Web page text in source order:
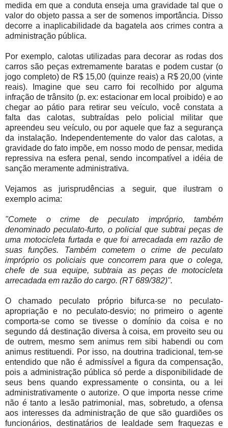
medida em que a conduta enseja uma gravidade tal que o
valor do objeto passa a ser de somenos importância. Disso
decorre a inaplicabilidade da bagatela aos crimes contra a
administração pública.
Por exemplo, calotas utilizadas para decorar as rodas dos
carros são peças extremamente baratas e podem custar (o
jogo completo) de R$ 15,00 (quinze reais) a R$ 20,00 (vinte
reais). Imagine que seu carro foi recolhido por alguma
infração de trânsito (p. ex: estacionar em local proibido) e ao
chegar ao pátio para retirar seu veículo, você constata a
falta das calotas, subtraídas pelo policial militar que
apreendeu seu veículo, ou por aquele que faz a segurança
da instalação. Independentemente do valor das calotas, a
gravidade do fato impõe, em nosso modo de pensar, medida
repressiva na esfera penal, sendo incompatível a idéia de
sanção meramente administrativa.
Vejamos as jurisprudências a seguir, que ilustram o
exemplo acima:
"Comete o crime de peculato impróprio, também
denominado peculato-furto, o policial que subtrai peças de
uma motocicleta furtada e que foi arrecadada em razão de
suas funções. Também cometem o crime de peculato
impróprio os policiais que concorrem para que o colega,
chefe de sua equipe, subtraia as peças de motocicleta
arrecadada em razão do cargo. (RT 689/382)".
O chamado peculato próprio bifurca-se no peculato-
apropriação e no peculato-desvio; no primeiro o agente
comporta-se como se tivesse o domínio da coisa e no
segundo dá destinação diversa à coisa, em proveito seu ou
de outrem, mesmo sem animus rem sibi habendi ou com
animus restituendi. Por isso, na doutrina tradicional, tem-se
entendido que não é admissível a figura da compensação,
pois a administração pública só perde a disponibilidade de
seus bens quando expressamente o consinta, ou a lei
administrativamente o autorize. O que importa nesse crime
não é tanto a lesão patrimonial, mas, sobretudo, a ofensa
aos interesses da administração de que são guardiões os
funcionários, destinatários de lealdade sem fraquezas e